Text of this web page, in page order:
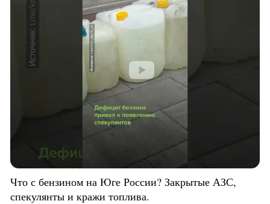
Что с бензином на Юге России? Закрытые АЗС,
спекулянты и кражи топлива.